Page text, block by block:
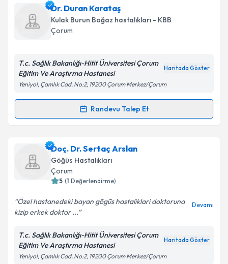
Op. Dr. Bekir Ozan Elverici
talebi oluşturun. Size bu uzmandan randevu almanız
için bir takvim hazırlandığında e-posta ile
bilgilendireceğiz.
Kişisel verilerimin işlenmesine ilişkin
Metni'ni okudum ve kişisel verilerimin belirtilen
Takvim Talebini Gönder
Dr. Duran Karataş
Kulak Burun Boğaz hastalıkları - KBB
Çorum
T.c. Sağlık Bakanlığı-Hitit Üniversitesi Çorum
Eğitim Ve Araştırma Hastanesi
Haritada Göster
Yeniyol, Çamlık Cad. No:2, 19200 Çorum Merkez/Çorum
Randevu Talep Et
Randevu Takvimi Talebi
Dr. Duran Karataşiçin randevu takvimi talebi
oluşturun. Size bu uzmandan randevu almanız için bir
takvim hazırlandığında e-posta ile bilgilendireceğiz.
Kişisel verilerimin işlenmesine ilişkin Aydınlatma
Metni'ni okudum ve kişisel verilerimin belirtilen
kapsamda işlenmesini kabul ediyorum.
Doç. Dr. Sertaç Arslan
Göğüs Hastalıkları
Çorum
5 (1 Değerlendirme)
Özel hastanedeki bayan gõgūs hastaliklari doktoruna
kizip erkek doktor ...
Devamı
T.c. Sağlık Bakanlığı-Hitit Üniversitesi Çorum
Eğitim Ve Araştırma Hastanesi
Haritada Göster
Yeniyol, Çamlık Cad. No:2, 19200 Çorum Merkez/Çorum